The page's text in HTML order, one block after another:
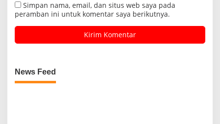
Simpan nama, email, dan situs web saya pada
peramban ini untuk komentar saya berikutnya.
News Feed